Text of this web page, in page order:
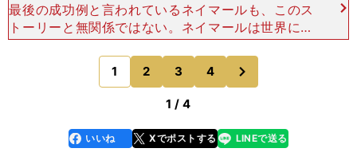
最後の成功例と言われているネイマールも、このス
トーリーと無関係ではない。ネイマールは世界に名
だたるスターにはなったが、彼が本当に成功してい
るとは言い難いだろう。彼の実力からすれば、もっ
ともっと多くの結
1 2 3 4
のページへ
1 / 4
faceboo
k
いいね Xでポストする
line LINEで送る